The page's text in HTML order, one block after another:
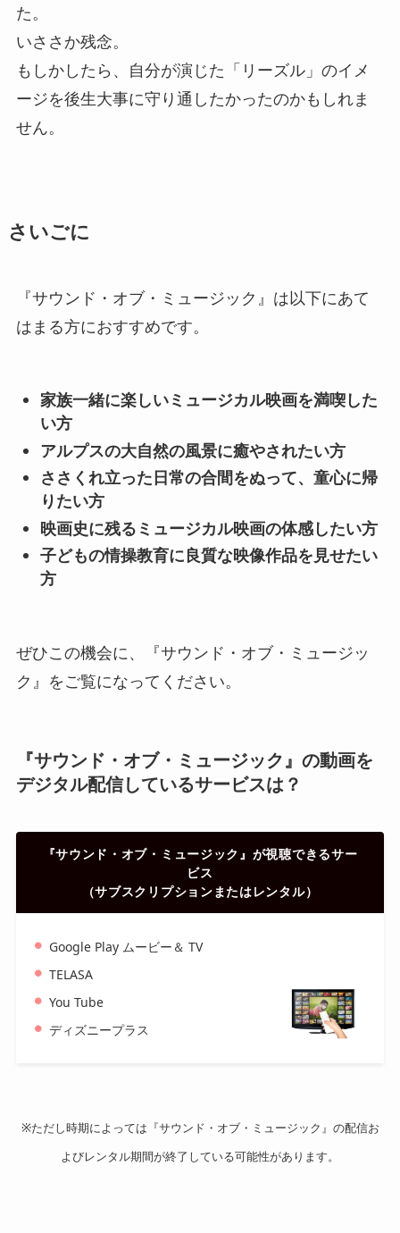
た。
いささか残念。
もしかしたら、自分が演じた「リーズル」のイメ
ージを後生大事に守り通したかったのかもしれま
せん。
さいごに
『サウンド・オブ・ミュージック』は以下にあて
はまる方におすすめです。
家族一緒に楽しいミュージカル映画を満喫した
い方
アルプスの大自然の風景に癒やされたい方
ささくれ立った日常の合間をぬって、童心に帰
りたい方
映画史に残るミュージカル映画の体感したい方
子どもの情操教育に良質な映像作品を見せたい
方
ぜひこの機会に、『サウンド・オブ・ミュージッ
ク』をご覧になってください。
『サウンド・オブ・ミュージック』の動画を
デジタル配信しているサービスは？
『サウンド・オブ・ミュージック』が視聴できるサー
ビス
（サブスクリプションまたはレンタル）
Google Play ムービー＆ TV
TELASA
You Tube
ディズニープラス
※ただし時期によっては『サウンド・オブ・ミュージック』の配信お
よびレンタル期間が終了している可能性があります。